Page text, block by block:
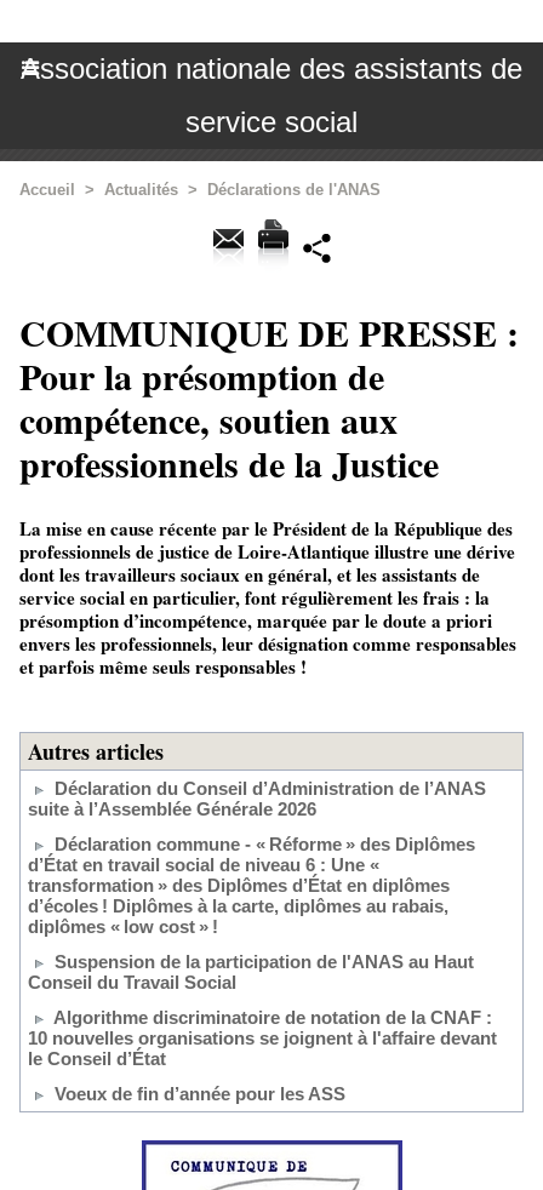
Association nationale des assistants de
service social
Accueil > Actualités > Déclarations de l'ANAS
COMMUNIQUE DE PRESSE :
Pour la présomption de
compétence, soutien aux
professionnels de la Justice
La mise en cause récente par le Président de la République des
professionnels de justice de Loire-Atlantique illustre une dérive
dont les travailleurs sociaux en général, et les assistants de
service social en particulier, font régulièrement les frais : la
présomption d’incompétence, marquée par le doute a priori
envers les professionnels, leur désignation comme responsables
et parfois même seuls responsables !
Autres articles
Déclaration du Conseil d’Administration de l’ANAS
suite à l’Assemblée Générale 2026
Déclaration commune - « Réforme » des Diplômes
d’État en travail social de niveau 6 : Une «
transformation » des Diplômes d’État en diplômes
d’écoles ! Diplômes à la carte, diplômes au rabais,
diplômes « low cost » !
Suspension de la participation de l'ANAS au Haut
Conseil du Travail Social
Algorithme discriminatoire de notation de la CNAF :
10 nouvelles organisations se joignent à l'affaire devant
le Conseil d’État
Voeux de fin d’année pour les ASS